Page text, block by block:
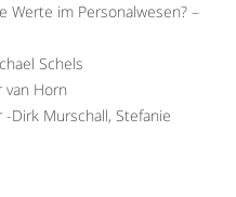
Werte im Personalwesen? –
Schels
van Horn
-Dirk Murschall, Stefanie